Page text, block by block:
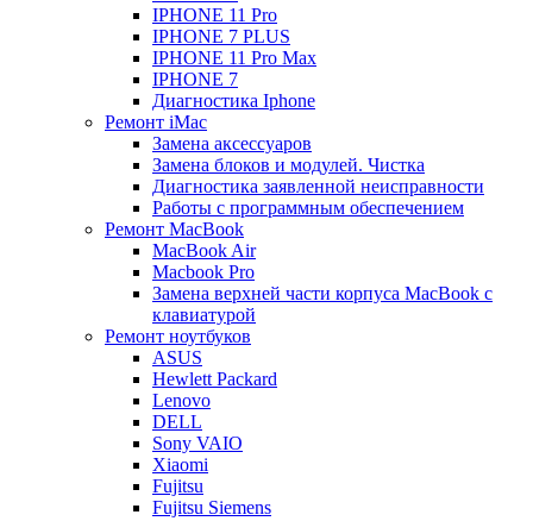
IPHONE 11 Pro
IPHONE 7 PLUS
IPHONE 11 Pro Max
IPHONE 7
Диагностика Iphone
Ремонт iMac
Замена аксессуаров
Замена блоков и модулей. Чистка
Диагностика заявленной неисправности
Работы с программным обеспечением
Ремонт MacBook
MacBook Air
Macbook Pro
Замена верхней части корпуса MacBook с
клавиатурой
Ремонт ноутбуков
ASUS
Hewlett Packard
Lenovo
DELL
Sony VAIO
Xiaomi
Fujitsu
Fujitsu Siemens